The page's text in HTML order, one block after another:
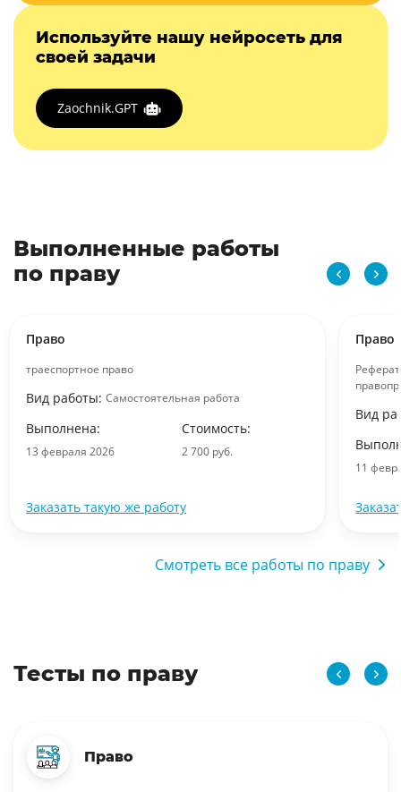
Используйте нашу нейросеть для
своей задачи
Zaochnik.GPT
Выполненные работы
по праву
Право
траеспортное право
Вид работы: Самостоятельная работа
Выполнена:
13 февраля 2026
Стоимость:
2 700 руб.
Заказать такую же работу
Право
Вид
11
Смотреть все работы по праву
Тесты по праву
Право